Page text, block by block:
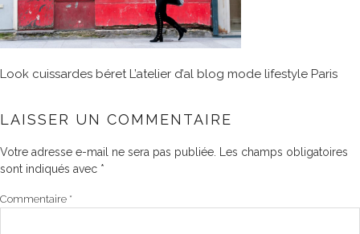
Look cuissardes béret L’atelier d’al blog mode lifestyle Paris
LAISSER UN COMMENTAIRE
Votre adresse e-mail ne sera pas publiée.
Les champs obligatoires
sont indiqués avec *
Commentaire *